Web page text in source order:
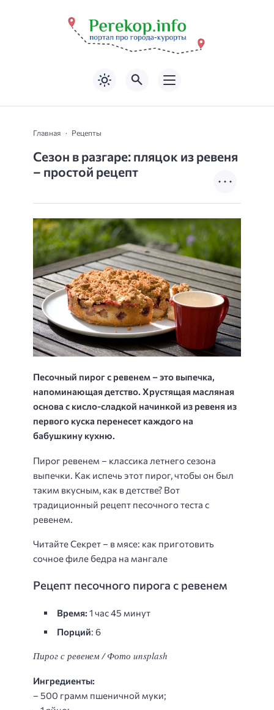
Главная Рецепты
Сезон в разгаре: пляцок из ревеня
– простой рецепт
Песочный пирог с ревенем – это выпечка,
напоминающая детство. Хрустящая масляная
основа с кисло-сладкой начинкой из ревеня из
первого куска перенесет каждого на
бабушкину кухню.
Пирог ревенем – классика летнего сезона
выпечки. Как испечь этот пирог, чтобы он был
таким вкусным, как в детстве? Вот
традиционный рецепт песочного теста с
ревенем.
Читайте Секрет – в мясе: как приготовить
сочное филе бедра на мангале
Рецепт песочного пирога с ревенем
Время: 1 час 45 минут
Порций: 6
Пирог с ревенем / Фото unsplash
Ингредиенты:
– 500 грамм пшеничной муки;